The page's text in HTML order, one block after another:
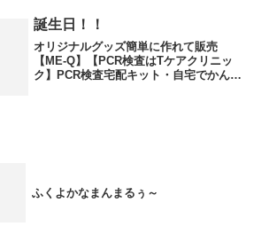
フフッッ...
誕生日！！
オリジナルグッズ簡単に作れて販売
【ME-Q】【PCR検査はTケアクリニッ
ク】PCR検査宅配キット・自宅でかんた
ふくよかなまんまるぅ～